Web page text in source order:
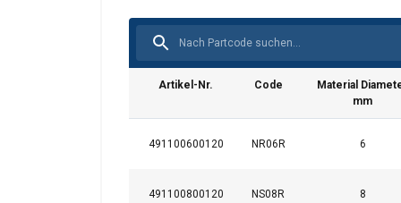
Artikel-Nr. Code
Material
mm
491100600120 NR06R 6
491100800120 NS08R 8
Wir verwenden
analysieren. Wir